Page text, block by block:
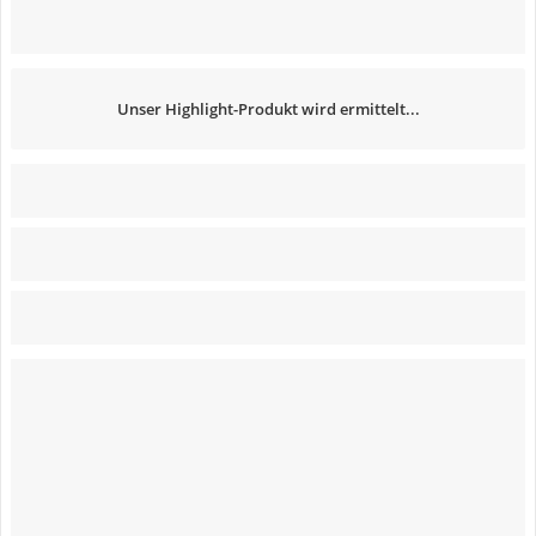
Unser Highlight-Produkt wird ermittelt...